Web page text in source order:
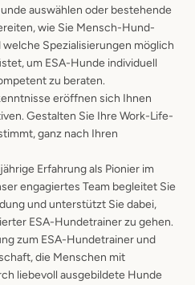
auswählen oder bestehende
wie Sie Mensch-Hund-
Spezialisierungen möglich
um ESA-Hunde individuell
zu beraten.
eröffnen sich Ihnen
Gestalten Sie Ihre Work-Life-
ganz nach Ihren
Erfahrung als Pionier im
engagiertes Team begleitet Sie
und unterstützt Sie dabei,
ESA-Hundetrainer zu gehen.
zum ESA-Hundetrainer und
die Menschen mit
liebevoll ausgebildete Hunde